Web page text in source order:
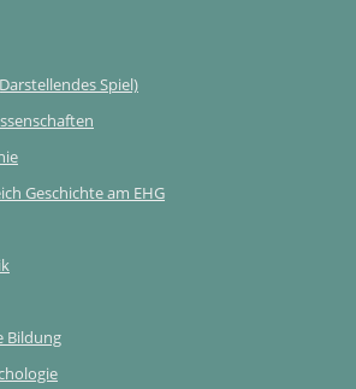
Spiel)
Geschichte am EHG
Bildung